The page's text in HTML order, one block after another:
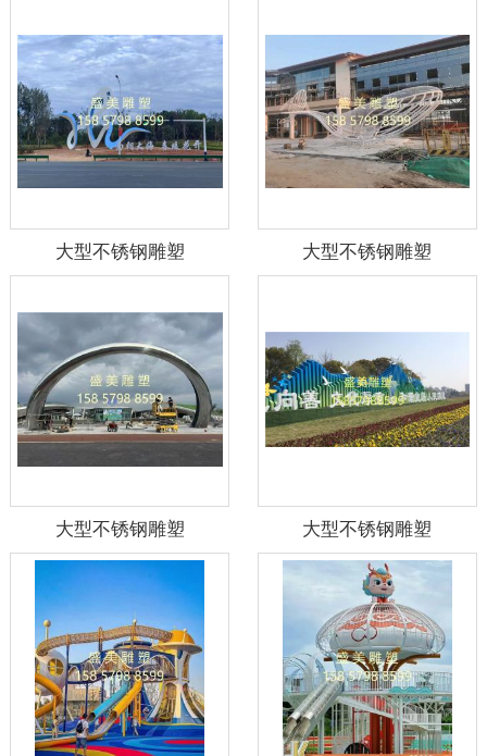
大型不锈钢雕塑 大型不锈钢雕塑
大型不锈钢雕塑 大型不锈钢雕塑